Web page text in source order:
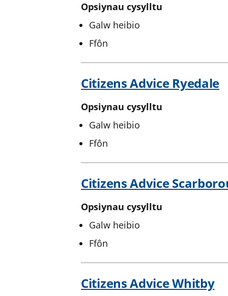
Opsiynau cysylltu
Galw heibio
Ffôn
Citizens Advice Ryedale
Opsiynau cysylltu
Galw heibio
Ffôn
Citizens Advice
Opsiynau cysylltu
Galw heibio
Ffôn
Citizens Advice Whitby